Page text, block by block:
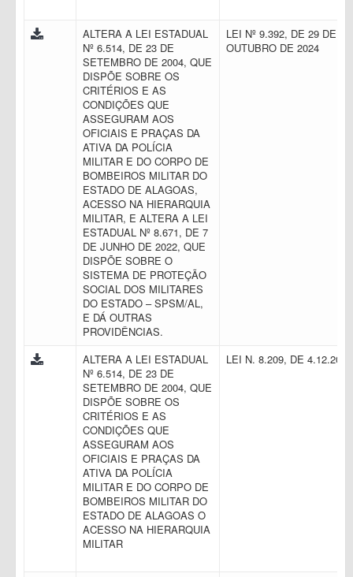
ALTERA A LEI ESTADUAL
Nº 6.514, DE 23 DE
SETEMBRO DE 2004, QUE
DISPÕE SOBRE OS
CRITÉRIOS E AS
CONDIÇÕES QUE
ASSEGURAM AOS
OFICIAIS E PRAÇAS DA
ATIVA DA POLÍCIA
MILITAR E DO CORPO DE
BOMBEIROS MILITAR DO
ESTADO DE ALAGOAS,
ACESSO NA HIERARQUIA
MILITAR, E ALTERA A LEI
ESTADUAL Nº 8.671, DE 7
DE JUNHO DE 2022, QUE
DISPÕE SOBRE O
SISTEMA DE PROTEÇÃO
SOCIAL DOS MILITARES
DO ESTADO – SPSM/AL,
E DÁ OUTRAS
PROVIDÊNCIAS.
LEI Nº 9.392, DE 29 DE
OUTUBRO DE 2024
ALTERA A LEI ESTADUAL
Nº 6.514, DE 23 DE
SETEMBRO DE 2004, QUE
DISPÕE SOBRE OS
CRITÉRIOS E AS
CONDIÇÕES QUE
ASSEGURAM AOS
OFICIAIS E PRAÇAS DA
ATIVA DA POLÍCIA
MILITAR E DO CORPO DE
BOMBEIROS MILITAR DO
ESTADO DE ALAGOAS O
ACESSO NA HIERARQUIA
MILITAR
LEI N. 8.209, DE